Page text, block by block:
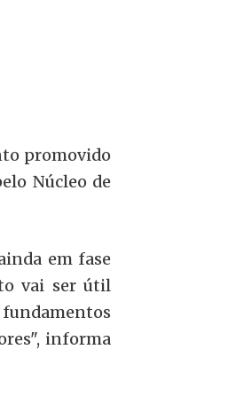
promovido
Núcleo de
em fase
vai ser útil
informa